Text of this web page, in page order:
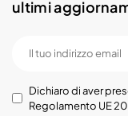
ultimi
Dichiaro di aver
Regolamento UE